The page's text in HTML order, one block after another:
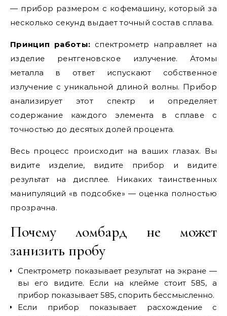
— прибор размером с кофемашину, который за
несколько секунд выдает точный состав сплава.
Принцип работы: спектрометр направляет на
изделие рентгеновское излучение. Атомы
металла в ответ испускают собственное
излучение с уникальной длиной волны. Прибор
анализирует этот спектр и определяет
содержание каждого элемента в сплаве с
точностью до десятых долей процента.
Весь процесс происходит на ваших глазах. Вы
видите изделие, видите прибор и видите
результат на дисплее. Никаких таинственных
манипуляций «в подсобке» — оценка полностью
прозрачна.
Почему ломбард не может
занизить пробу
Спектрометр показывает результат на экране —
вы его видите. Если на клейме стоит 585, а
прибор показывает 585, спорить бессмысленно.
Если прибор показывает расхождение с